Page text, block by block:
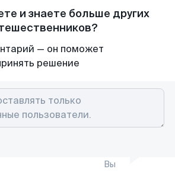
и знаете больше других
— он поможет
решение
Вы